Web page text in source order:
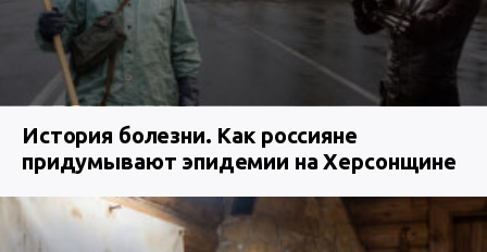
История болезни. Как россияне
придумывают эпидемии на Херсонщине